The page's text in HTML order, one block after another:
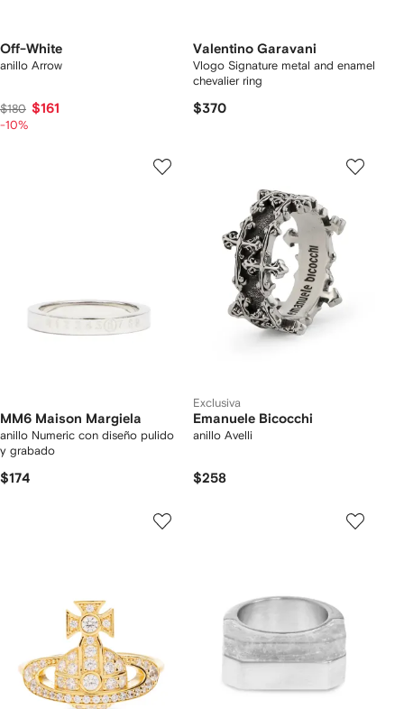
Off-White
anillo Arrow
$180 $161
-10%
Valentino Garavani
Vlogo Signature metal and enamel
chevalier ring
$370
MM6 Maison Margiela
anillo Numeric con diseño pulido
y grabado
$174
Exclusiva
Emanuele Bicocchi
anillo Avelli
$258